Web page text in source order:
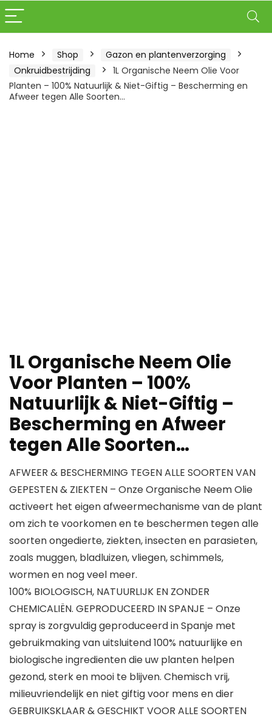
Home Shop
Gazon en plantenverzorging
Onkruidbestrijding
1L Organische Neem Olie Voor
Planten – 100% Natuurlijk & Niet-Giftig – Bescherming en
Afweer tegen Alle Soorten…
1L Organische Neem Olie
Voor Planten – 100%
Natuurlijk & Niet-Giftig –
Bescherming en Afweer
tegen Alle Soorten…
AFWEER & BESCHERMING TEGEN ALLE SOORTEN VAN
GEPESTEN & ZIEKTEN – Onze Organische Neem Olie
activeert het eigen afweermechanisme van de plant
om zich te voorkomen en te beschermen tegen alle
soorten ongedierte, ziekten, insecten en parasieten,
zoals muggen, bladluizen, vliegen, schimmels,
wormen en nog veel meer.
100% BIOLOGISCH, NATUURLIJK EN ZONDER
CHEMICALIËN. GEPRODUCEERD IN SPANJE – Onze
spray is zorgvuldig geproduceerd in Spanje met
gebruikmaking van uitsluitend 100% natuurlijke en
biologische ingredienten die uw planten helpen
gezond, sterk en mooi te blijven. Chemisch vrij,
milieuvriendelijk en niet giftig voor mens en dier
GEBRUIKSKLAAR & GESCHIKT VOOR ALLE SOORTEN